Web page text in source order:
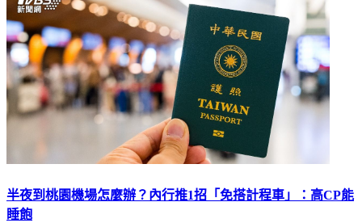
半夜到桃園機場怎麼辦？內行推1招「免搭計程車」：高CP能
睡飽